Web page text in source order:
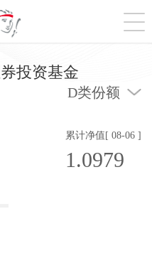
切
投资基金
D类份额
累计净值[ 08-06 ]
1.0979